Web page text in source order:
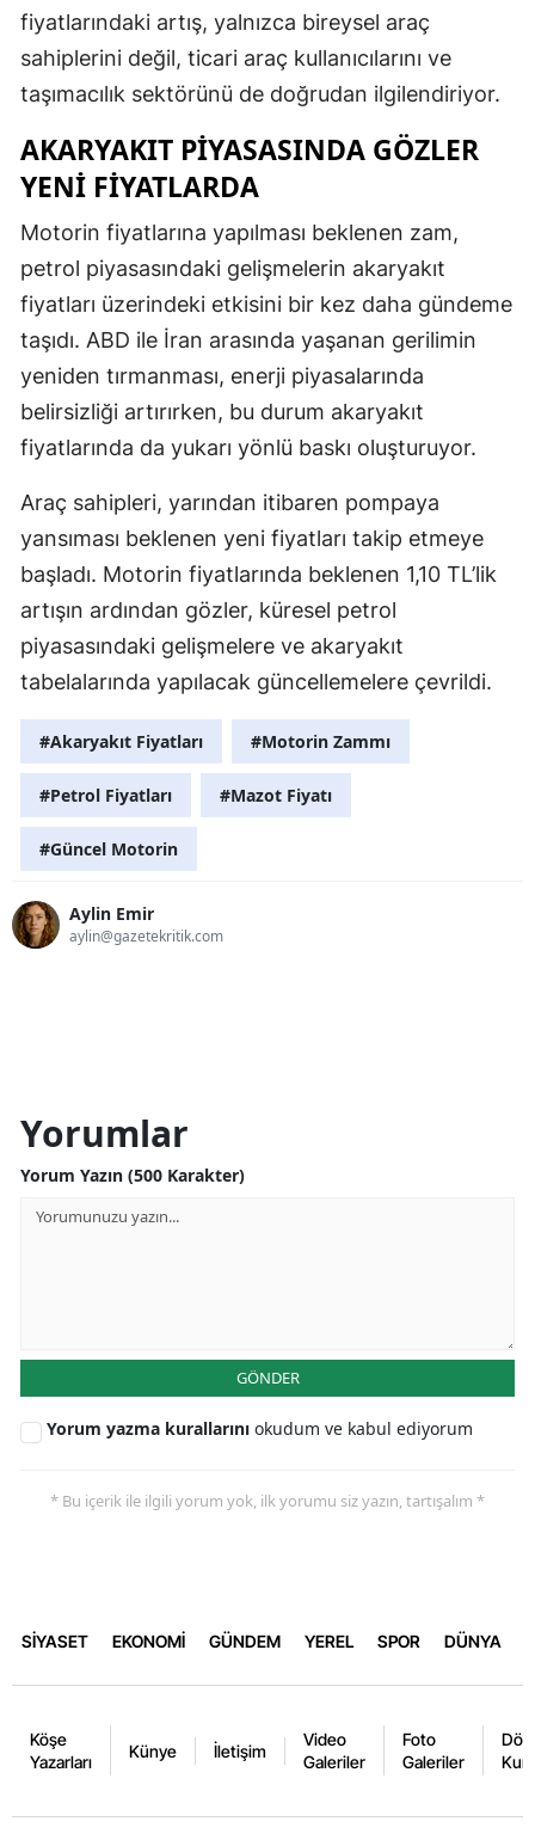
fiyatlarındaki artış, yalnızca bireysel araç
sahiplerini değil, ticari araç kullanıcılarını ve
taşımacılık sektörünü de doğrudan ilgilendiriyor.
AKARYAKIT PIYASASINDA GÖZLER
YENI FIYATLARDA
Motorin fiyatlarına yapılması beklenen zam,
petrol piyasasındaki gelişmelerin akaryakıt
fiyatları üzerindeki etkisini bir kez daha gündeme
taşıdı. ABD ile İran arasında yaşanan gerilimin
yeniden tırmanması, enerji piyasalarında
belirsizliği artırırken, bu durum akaryakıt
fiyatlarında da yukarı yönlü baskı oluşturuyor.
Araç sahipleri, yarından itibaren pompaya
yansıması beklenen yeni fiyatları takip etmeye
başladı. Motorin fiyatlarında beklenen 1,10 TL’lik
artışın ardından gözler, küresel petrol
piyasasındaki gelişmelere ve akaryakıt
tabelalarında yapılacak güncellemelere çevrildi.
#Akaryakıt Fiyatları #Motorin Zammı
#Petrol Fiyatları #Mazot Fiyatı
#Güncel Motorin
Aylin Emir
aylin@gazetekritik.com
Yorumlar
Yorum Yazın (500 Karakter)
GÖNDER
Yorum yazma kurallarını okudum ve kabul ediyorum
* Bu içerik ile ilgili yorum yok, ilk yorumu siz yazın, tartışalım *
SİYASET EKONOMİ GÜNDEM YEREL SPOR DÜNYA
Köşe
Yazarları
Künye İletişim
Video
Galeriler
Foto
Galeriler